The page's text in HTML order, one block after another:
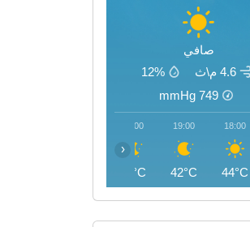
صافي
4.6 م\ث
12%
749
mmHg
18:00
44°C
19:00
42°C
20:00
40°C
‹